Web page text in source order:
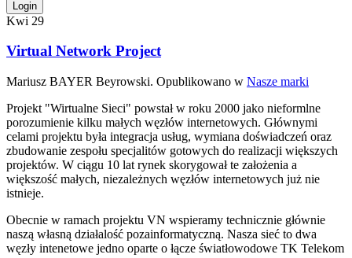
Kwi 29
Virtual Network Project
Mariusz BAYER Beyrowski. Opublikowano w Nasze marki
Projekt "Wirtualne Sieci" powstał w roku 2000 jako nieformlne
porozumienie kilku małych węzłów internetowych. Głównymi
celami projektu była integracja usług, wymiana doświadczeń oraz
zbudowanie zespołu specjalitów gotowych do realizacji większych
projektów. W ciągu 10 lat rynek skorygował te założenia a
większość małych, niezależnych węzłów internetowych już nie
istnieje.
Obecnie w ramach projektu VN wspieramy technicznie głównie
naszą własną działalość pozainformatyczną. Nasza sieć to dwa
węzły intenetowe jedno oparte o łącze światłowodowe TK Telekom